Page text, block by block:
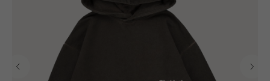
ИП Гилёв Михаил
Витальевич
ИНН: 590847626354